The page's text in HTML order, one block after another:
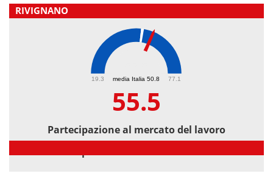
RIVIGNANO
media Italia 50.8
19.3 77.1
55.5
Partecipazione al mercato del lavoro